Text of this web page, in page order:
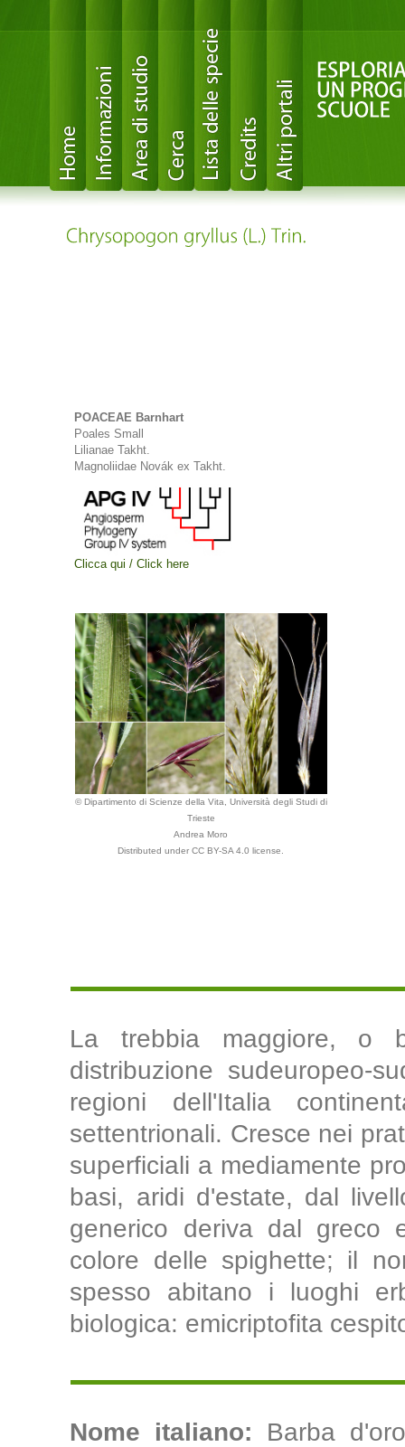
POACEAE Barnhart
Poales Small
Lilianae Takht.
Magnoliidae Novák ex Takht.
Clicca qui / Click here
© Dipartimento di Scienze della Vita, Università degli Studi di
Trieste
Andrea Moro
Distributed under CC BY-SA 4.0 license.
La trebbia maggiore, o
distribuzione sudeuropeo-
regioni dell'Italia
settentrionali. Cresce nei
superficiali a mediamente
basi, aridi d'estate, dal
generico deriva dal greco
colore delle spighette; il
spesso abitano i luoghi
biologica: emicriptofita
Nome italiano: Barba